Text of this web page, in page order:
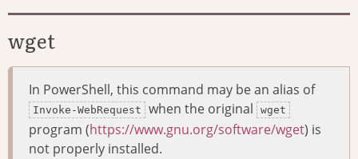
wget
In PowerShell, this command may be an alias of
Invoke-WebRequest when the original wget
program (https://www.gnu.org/software/wget) is
not properly installed.